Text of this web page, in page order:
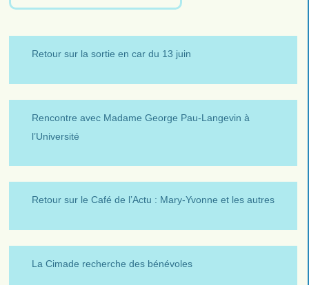
Retour sur la sortie en car du 13 juin
Rencontre avec Madame George Pau-Langevin à
l’Université
Retour sur le Café de l’Actu : Mary-Yvonne et les autres
La Cimade recherche des bénévoles